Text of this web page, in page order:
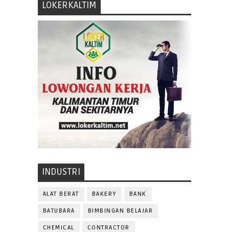
LOKERKALTIM
INDUSTRI
ALAT BERAT BAKERY BANK
BATUBARA BIMBINGAN BELAJAR
CHEMICAL CONTRACTOR